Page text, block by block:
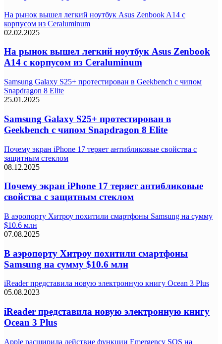
На рынок вышел легкий ноутбук Asus Zenbook A14 с
корпусом из Ceraluminum
02.02.2025
На рынок вышел легкий ноутбук Asus Zenbook
A14 с корпусом из Ceraluminum
Samsung Galaxy S25+ протестирован в Geekbench с чипом
Snapdragon 8 Elite
25.01.2025
Samsung Galaxy S25+ протестирован в
Geekbench с чипом Snapdragon 8 Elite
Почему экран iPhone 17 теряет антибликовые свойства с
защитным стеклом
08.12.2025
Почему экран iPhone 17 теряет антибликовые
свойства с защитным стеклом
В аэропорту Хитроу похитили смартфоны Samsung на сумму
$10.6 млн
07.08.2025
В аэропорту Хитроу похитили смартфоны
Samsung на сумму $10.6 млн
iReader представила новую электронную книгу Ocean 3 Plus
05.08.2023
iReader представила новую электронную книгу
Ocean 3 Plus
Apple расширила действие функции Emergency SOS на